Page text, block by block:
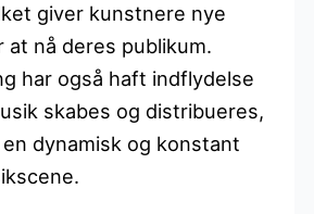
giver kunstnere nye
at nå deres publikum.
har også haft indflydelse
skabes og distribueres,
dynamisk og konstant